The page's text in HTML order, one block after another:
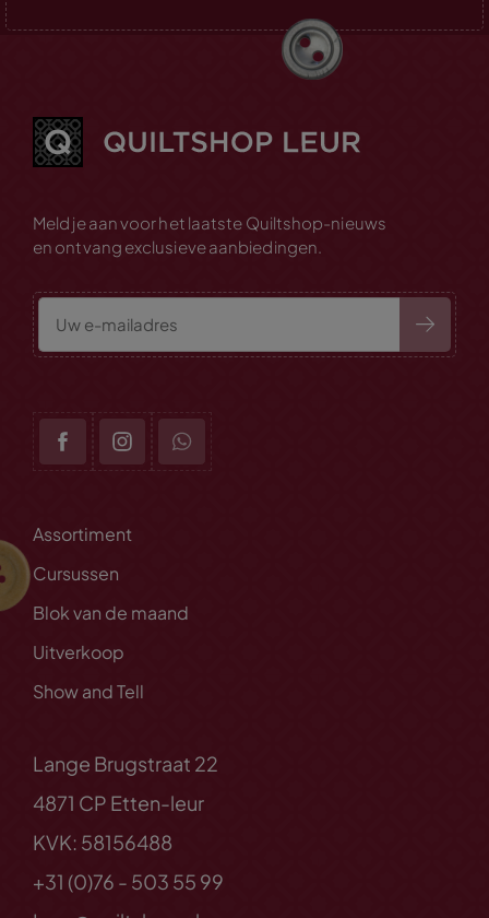
Meld je aan voor het laatste Quiltshop-nieuws
en ontvang exclusieve aanbiedingen.
Assortiment
Cursussen
Blok van de maand
Uitverkoop
Show and Tell
Lange Brugstraat 22
4871 CP Etten-leur
KVK: 58156488
+31 (0)76 - 503 55 99